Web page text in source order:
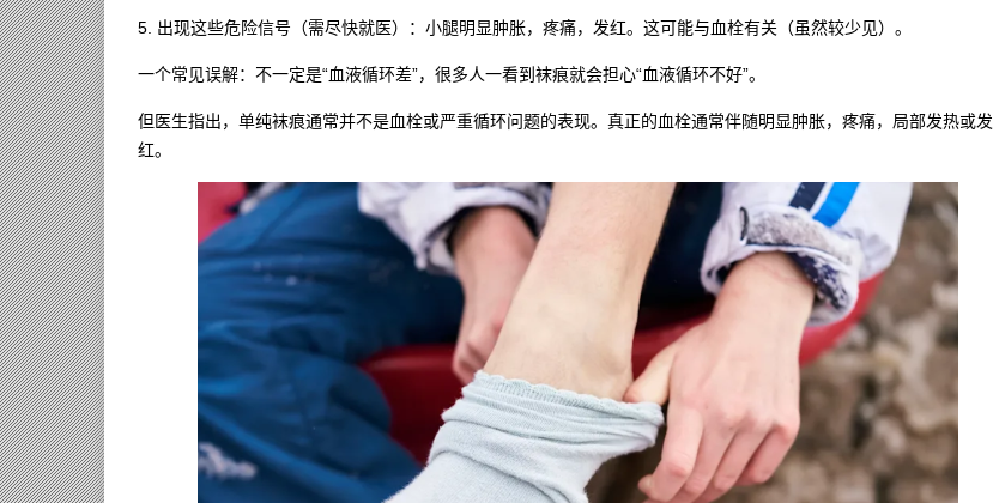
5. 出现这些危险信号（需尽快就医）：小腿明显肿胀，疼痛，发红。这可能与血栓有关（虽然较少见）。
一个常见误解：不一定是“血液循环差”，很多人一看到袜痕就会担心“血液循环不好”。
但医生指出，单纯袜痕通常并不是血栓或严重循环问题的表现。真正的血栓通常伴随明显肿胀，疼痛，局部发热或发
红。